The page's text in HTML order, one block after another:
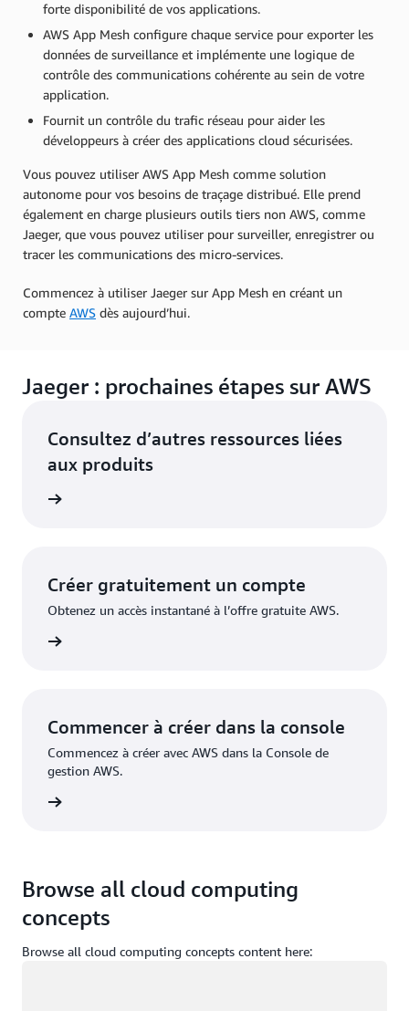
forte disponibilité de vos applications.
AWS App Mesh configure chaque service pour exporter les
données de surveillance et implémente une logique de
contrôle des communications cohérente au sein de votre
application.
Fournit un contrôle du trafic réseau pour aider les
développeurs à créer des applications cloud sécurisées.
Vous pouvez utiliser AWS App Mesh comme solution
autonome pour vos besoins de traçage distribué. Elle prend
également en charge plusieurs outils tiers non AWS, comme
Jaeger, que vous pouvez utiliser pour surveiller, enregistrer ou
tracer les communications des micro-services.
Commencez à utiliser Jaeger sur App Mesh en créant un
compte AWS dès aujourd’hui.
Jaeger : prochaines étapes sur AWS
Consultez d’autres ressources liées
aux produits
Créer gratuitement un compte
Obtenez un accès instantané à l’offre gratuite AWS.
Commencer à créer dans la console
Commencez à créer avec AWS dans la Console de
gestion AWS.
Browse all cloud computing
concepts
Browse all cloud computing concepts content here: